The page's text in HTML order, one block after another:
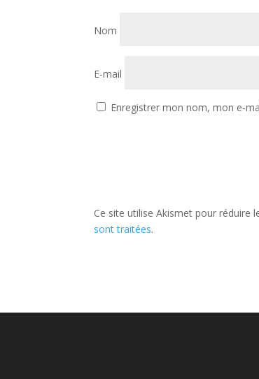
Nom
E-mail
Enregistrer mon nom, mon e-
Ce site utilise Akismet pour réduire
sont traitées.